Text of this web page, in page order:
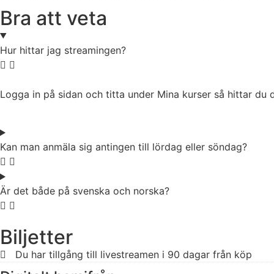
Bra att veta
Hur hittar jag streamingen?
Logga in på sidan och titta under Mina kurser så hittar du
Kan man anmäla sig antingen till lördag eller söndag?
Är det både på svenska och norska?
Biljetter
Du har tillgång till livestreamen i 90 dagar från köp​